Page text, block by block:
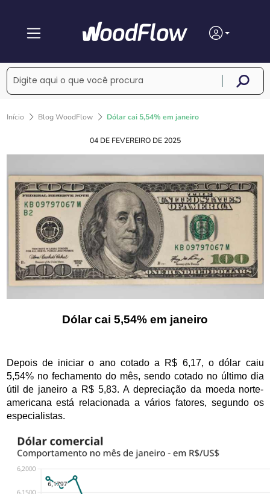
Início Blog WoodFlow Dólar cai 5,54% em janeiro
04 DE FEVEREIRO DE 2025
Dólar cai 5,54% em janeiro
Depois de iniciar o ano cotado a R$ 6,17, o dólar caiu
5,54% no fechamento do mês, sendo cotado no último dia
útil de janeiro a R$ 5,83. A depreciação da moeda norte-
americana está relacionada a vários fatores, segundo os
especialistas.